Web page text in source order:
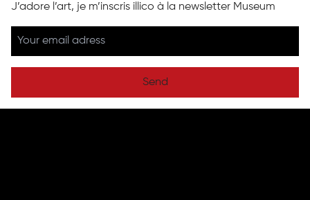
J’adore l’art, je m’inscris illico à la newsletter Museum
Send